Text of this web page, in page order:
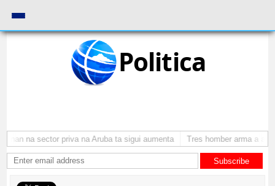
Politica
na sector priva na Aruba ta sigui aumenta Tres homber arma a
Subscribe